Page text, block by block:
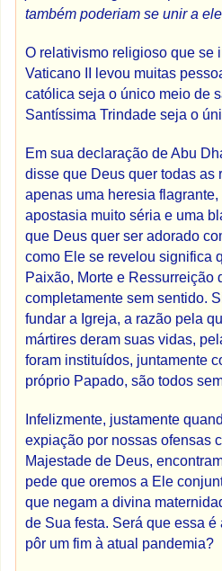
também poderiam se unir a
O relativismo religioso que se
Vaticano II levou muitas
católica seja o único meio de
Santíssima Trindade seja o
Em sua declaração de Abu
disse que Deus quer todas as
apenas uma heresia flagrante,
apostasia muito séria e uma
que Deus quer ser adorado
como Ele se revelou significa
Paixão, Morte e Ressurreição
completamente sem sentido.
fundar a Igreja, a razão pela
mártires deram suas vidas,
foram instituídos, juntamente
próprio Papado, são todos
Infelizmente, justamente
expiação por nossas ofensas
Majestade de Deus,
pede que oremos a Ele
que negam a divina
de Sua festa. Será que essa
pôr um fim à atual pandemia?